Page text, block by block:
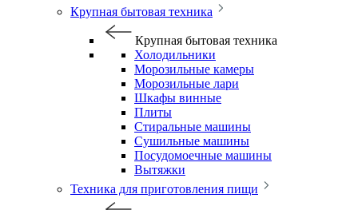
Крупная бытовая техника
Крупная бытовая техника
Холодильники
Морозильные камеры
Морозильные лари
Шкафы винные
Плиты
Стиральные машины
Сушильные машины
Посудомоечные машины
Вытяжки
Техника для приготовления пищи